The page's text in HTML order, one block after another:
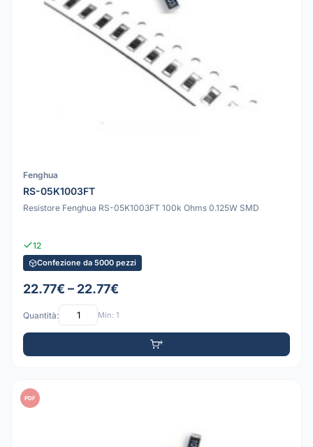
Fenghua
RS-05K1003FT
Resistore Fenghua RS-05K1003FT 100k Ohms 0.125W SMD
12
Confezione da 5000 pezzi
22.77€ – 22.77€
Quantità: Min: 1
PDF